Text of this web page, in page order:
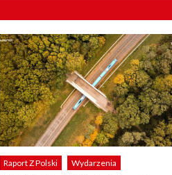
Raport Z Polski Wydarzenia